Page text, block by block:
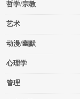
哲学/宗教
艺术
动漫/幽默
心理学
管理